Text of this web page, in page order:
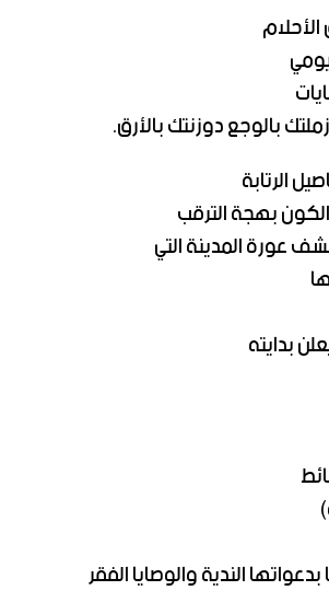
زملتك بالوجع دوزنتك بالأرق.
الرتابة
بهجة الترقب
عورة المدينة التي
بدايته
الندية والوصايا الفقر